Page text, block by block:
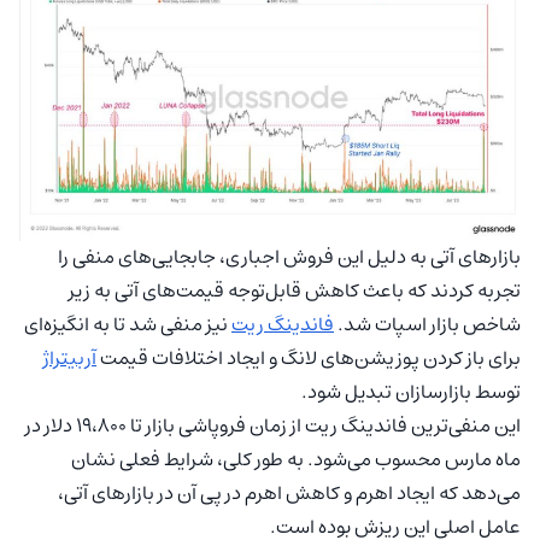
بازارهای آتی به دلیل این فروش اجباری، جابجایی‌های منفی را
تجربه کردند که باعث کاهش قابل‌توجه قیمت‌های آتی به زیر
شاخص بازار اسپات شد.فاندینگ ریتنیز منفی شد تا به انگیزه‌ای
برای باز کردن پوزیشن‌های لانگ و ایجاد اختلافات قیمتآربیتراژ
توسط بازارسازان تبدیل شود.
این منفی‌ترین فاندینگ ریت از زمان فروپاشی بازار تا ۱۹،۸۰۰ دلار در
ماه مارس محسوب می‌شود. به طور کلی، شرایط فعلی نشان
می‌دهد که ایجاد اهرم و کاهش اهرم در پی آن در بازارهای آتی،
عامل اصلی این ریزش بوده است.